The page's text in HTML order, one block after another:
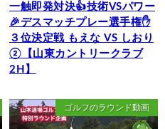
一触即発対決👍技術VSパワー
🎉デスマッチプレー選手権✋
３位決定戦 もえな VS しおり
②【山東カントリークラブ
2H】
ゴルフのラウンド動画